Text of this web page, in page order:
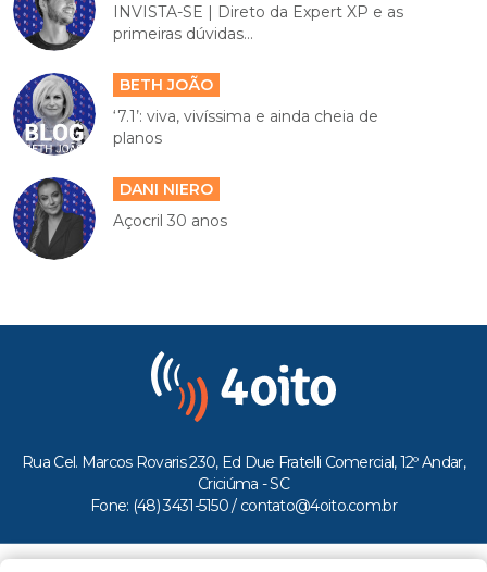
INVISTA-SE | Direto da Expert XP e as
primeiras dúvidas...
BETH JOÃO
‘7.1’: viva, vivíssima e ainda cheia de
planos
DANI NIERO
Açocril 30 anos
Rua Cel. Marcos Rovaris 230, Ed Due Fratelli Comercial, 12º Andar,
Criciúma - SC
Fone: (48) 3431-5150 / contato@4oito.com.br